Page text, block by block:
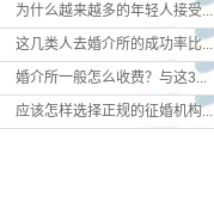
为什么越来越多的年轻人接受...
这几类人去婚介所的成功率比...
婚介所一般怎么收费？与这3...
应该怎样选择正规的征婚机构...